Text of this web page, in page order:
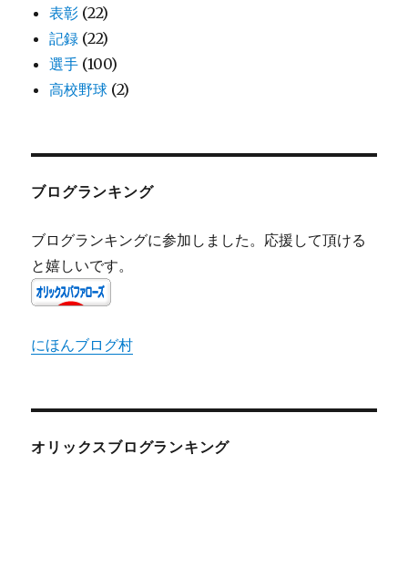
表彰 (22)
記録 (22)
選手 (100)
高校野球 (2)
ブログランキング
ブログランキングに参加しました。応援して頂ける
と嬉しいです。
にほんブログ村
オリックスブログランキング